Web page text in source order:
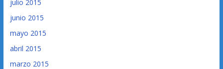
julio 2015
junio 2015
mayo 2015
abril 2015
marzo 2015